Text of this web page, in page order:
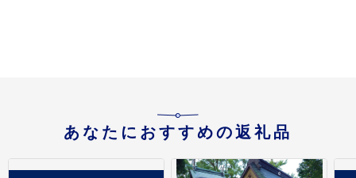
あなたにおすすめの返礼品